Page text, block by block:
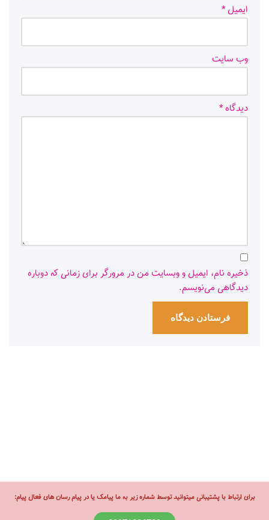
ایمیل*
وب‌ سایت
دیدگاه*
ذخیره نام، ایمیل و وبسایت من در مرورگر برای زمانی که دوباره
دیدگاهی می‌نویسم.
برای ارتباط با پشتیبانی میتوانید توسط شماره زیر به ما پیامک یا در پیام رسان های فعال پیام: